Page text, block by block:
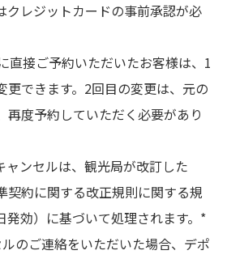
クレジットカードの事前承認が必
直接ご予約いただいたお客様は、1
更できます。2回目の変更は、元の
再度予約していただく必要があり
ンセルは、観光局が改訂した
契約に関する改正規則に関する規
発効）に基づいて処理されます。*
のご連絡をいただいた場合、デポ